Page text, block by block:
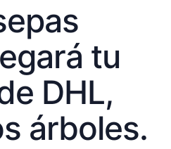
tu
DHL,
árboles.